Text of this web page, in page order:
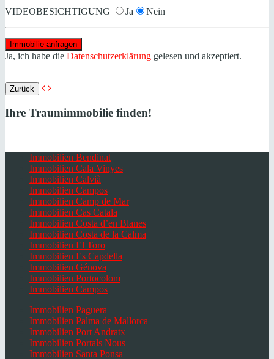
VIDEOBESICHTIGUNG Ja Nein
Ja, ich habe die Datenschutzerklärung gelesen und akzeptiert.
Zurück
Ihre Traumimmobilie finden!
Immobilien Bendinat
Immobilien Cala Vinyes
Immobilien Calvià
Immobilien Campos
Immobilien Camp de Mar
Immobilien Cas Catala
Immobilien Costa d’en Blanes
Immobilien Costa de la Calma
Immobilien El Toro
Immobilien Es Capdella
Immobilien Génova
Immobilien Portocolom
Immobilien Campos
Immobilien Paguera
Immobilien Palma de Mallorca
Immobilien Port Andratx
Immobilien Portals Nous
Immobilien Santa Ponsa